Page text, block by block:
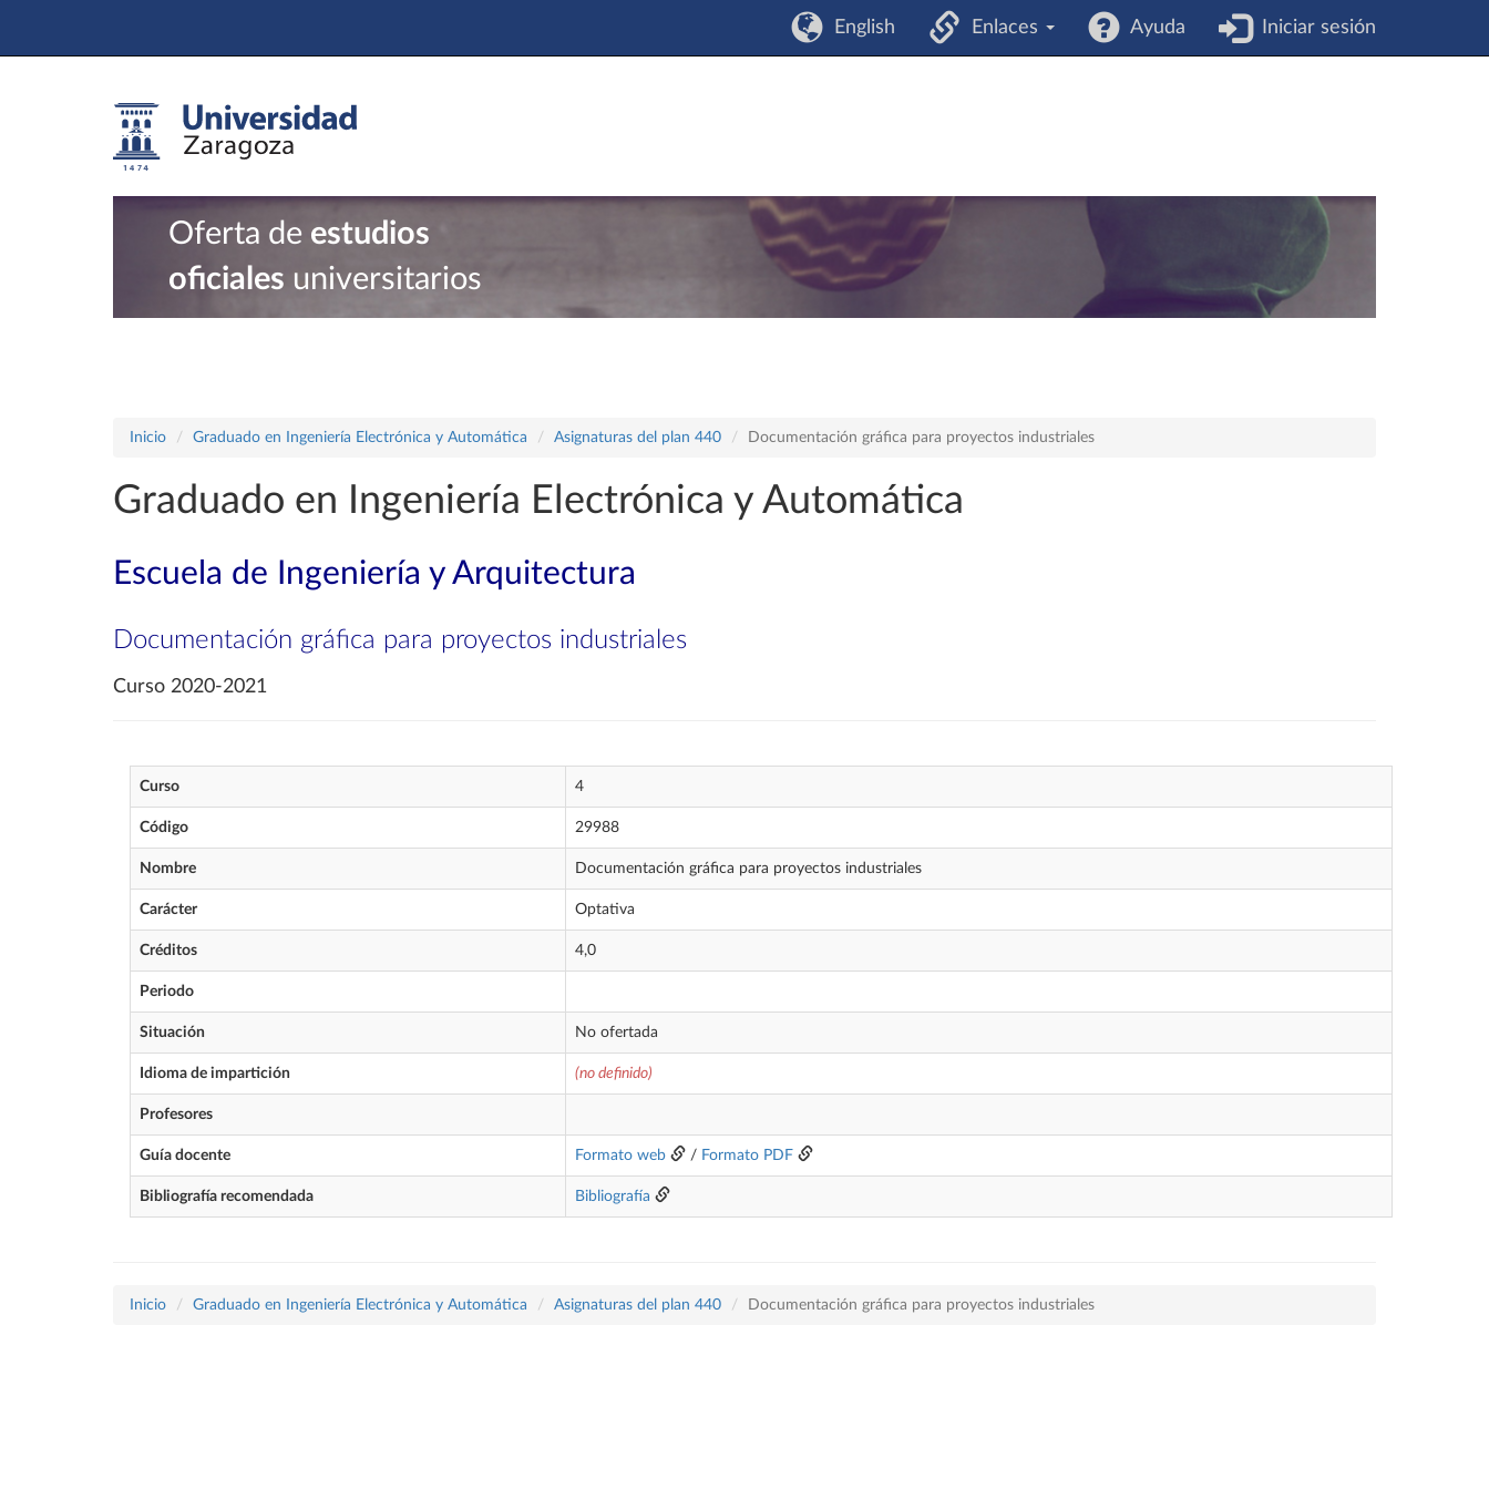
English Enlaces Ayuda Iniciar sesión
Oferta de estudios
oficiales universitarios
Inicio Graduado en Ingeniería Electrónica y Automática Asignaturas del plan 440 Documentación gráfica para proyectos industriales
Graduado en Ingeniería Electrónica y Automática
Escuela de Ingeniería y Arquitectura
Documentación gráfica para proyectos industriales
Curso 2020-2021
Curso 4
Código 29988
Nombre Documentación gráfica para proyectos industriales
Carácter Optativa
Créditos 4,0
Periodo
Situación No ofertada
Idioma de impartición (no definido)
Profesores
Guía docente Formato web / Formato PDF
Bibliografía recomendada Bibliografía
Inicio Graduado en Ingeniería Electrónica y Automática Asignaturas del plan 440 Documentación gráfica para proyectos industriales